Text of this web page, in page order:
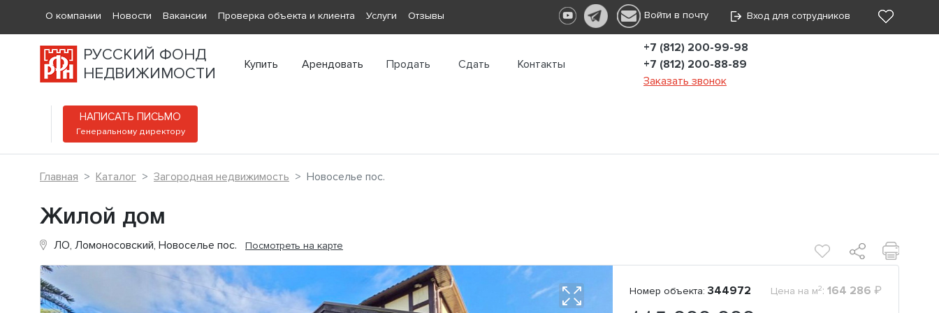
О компании Новости Вакансии Проверка объекта и клиента Услуги Отзывы Войти в почту Вход для сотрудников
РУССКИЙ ФОНД
НЕДВИЖИМОСТИ
Купить Арендовать Продать Сдать Контакты
+7 (812) 200-99-98
+7 (812) 200-88-89
Заказать звонок
НАПИСАТЬ ПИСЬМО
Генеральному директору
Главная Каталог Загородная недвижимость Новоселье пос.
Жилой дом
ЛО, Ломоносовский, Новоселье пос. Посмотреть на карте
Номер объекта: 344972 Цена на м2: 164 286 ₽